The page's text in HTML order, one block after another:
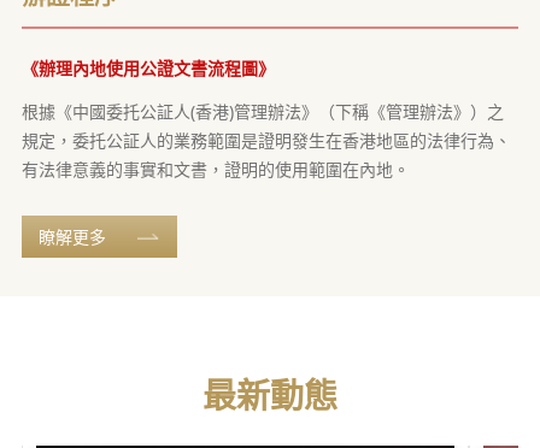
《辦理內地使用公證文書流程圖》
根據《中國委托公証人(香港)管理辦法》（下稱《管理辦法》）之
規定，委托公証人的業務範圍是證明發生在香港地區的法律行為、
有法律意義的事實和文書，證明的使用範圍在內地。
瞭解更多
最新動態